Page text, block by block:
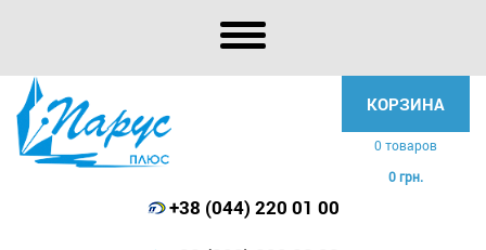
КОРЗИНА
0 товаров
0 грн.
+38 (044) 220 01 00